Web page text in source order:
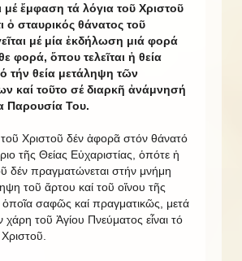
μέ ἔμφαση τά λόγια τοῦ Χριστοῦ
ὁ σταυρικός θάνατος τοῦ
μέ μία ἐκδήλωση μιά φορά
φορά, ὅπου τελεῖται ἡ θεία
τήν θεία μετάληψη τῶν
καί τοῦτο σέ διαρκῆ ἀνάμνησή
Παρουσία Του.
Χριστοῦ δέν ἀφορᾶ στόν θάνατό
τῆς Θείας Εὐχαριστίας, ὁπότε ἡ
δέν πραγματώνεται στήν μνήμη
τοῦ ἄρτου καί τοῦ οἴνου τῆς
ὁποῖα σαφῶς καί πραγματικῶς, μετά
τοῦ Ἁγίου Πνεύματος εἶναι τό